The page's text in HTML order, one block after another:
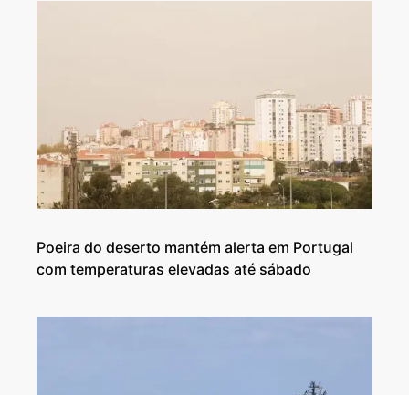
Poeira do deserto mantém alerta em Portugal
com temperaturas elevadas até sábado